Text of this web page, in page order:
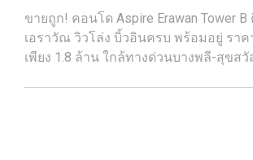
ขายถูก! คอนโด Aspire Erawan Tower B
เอราวัณ วิวโล่ง บิ้วอินครบ พร้อมอยู่ รา
เพียง 1.8 ล้าน ใกล้ทางด่วนบางพลี-สุขสวั